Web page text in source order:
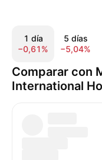
1 día
−0,61%
5 días
−5,04%
Comparar con
International